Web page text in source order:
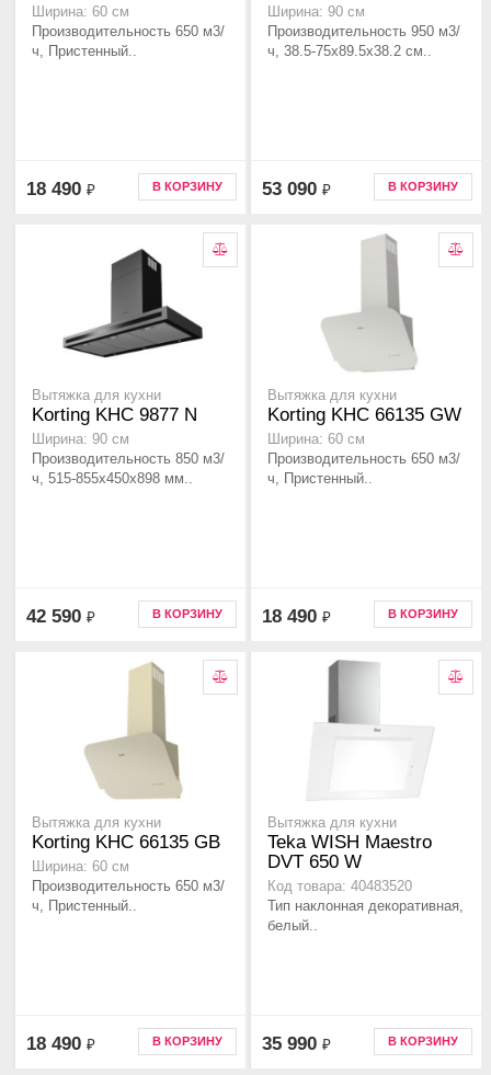
Ширина: 60 см
Производительность 650 м3/
ч, Пристенный..
18 490 ₽ В КОРЗИНУ
Ширина: 90 см
Производительность 950 м3/
ч, 38.5-75x89.5x38.2 см..
53 090 ₽ В КОРЗИНУ
Вытяжка для кухни
Korting KHC 9877 N
Ширина: 90 см
Производительность 850 м3/
ч, 515-855x450x898 мм..
42 590 ₽ В КОРЗИНУ
Вытяжка для кухни
Korting KHC 66135 GW
Ширина: 60 см
Производительность 650 м3/
ч, Пристенный..
18 490 ₽ В КОРЗИНУ
Вытяжка для кухни
Korting KHC 66135 GB
Ширина: 60 см
Производительность 650 м3/
ч, Пристенный..
18 490 ₽ В КОРЗИНУ
Вытяжка для кухни
Teka WISH Maestro
DVT 650 W
Код товара: 40483520
Тип наклонная декоративная,
белый..
35 990 ₽ В КОРЗИНУ